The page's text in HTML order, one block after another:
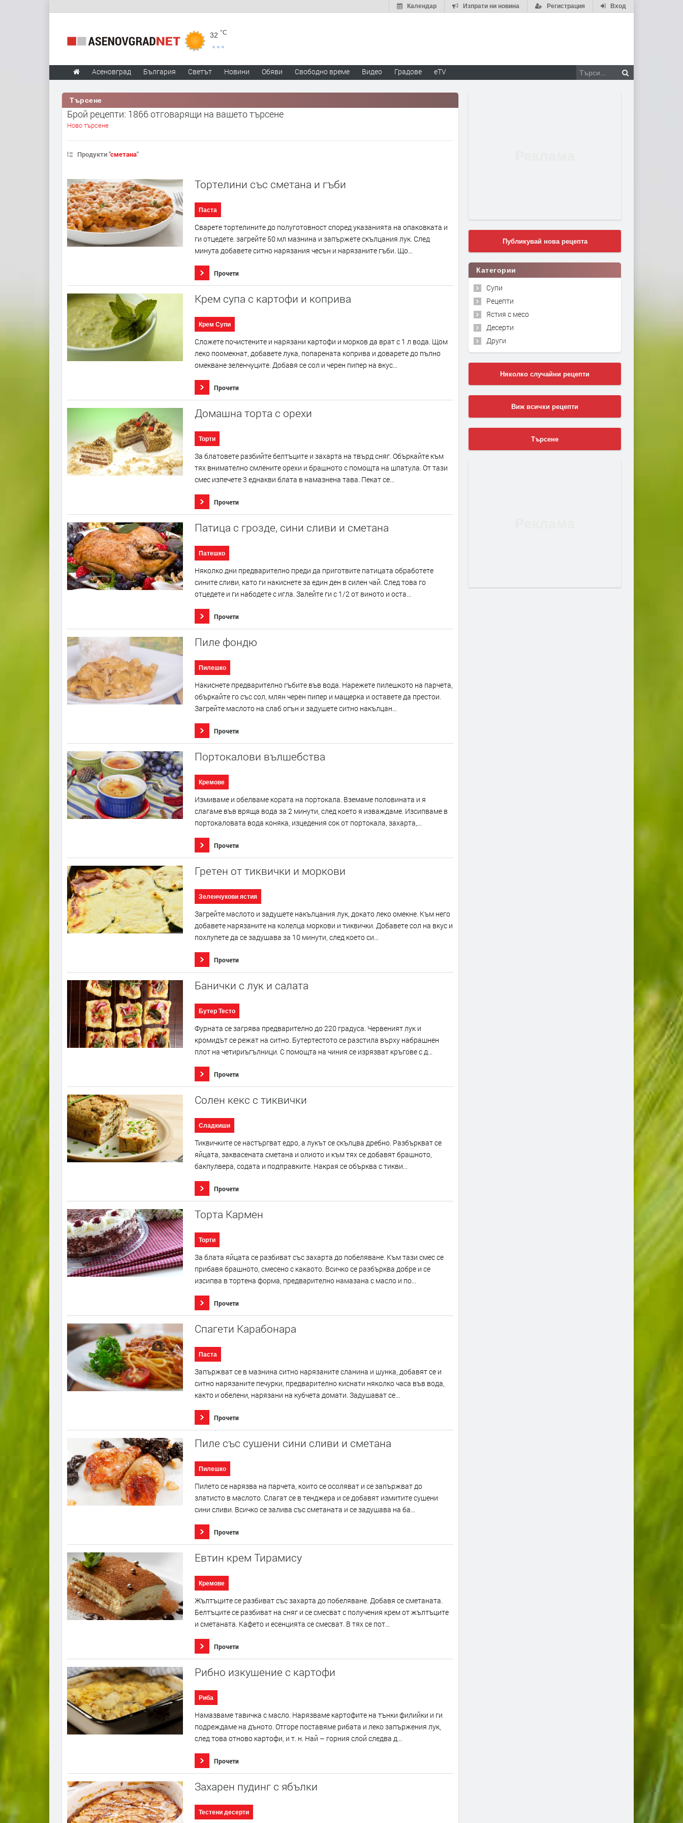
Вход
Регистрация
Изпрати ни новина
Календар
32 °C
Асеновград България Светът Новини Обяви Свободно време Видео Градове eTV
Търсене
Брой рецепти: 1866 отговарящи на вашето търсене
Ново търсене
Продукти "сметана"
Тортелини със сметана и гъби
Паста
Сварете тортелините до полуготовност според указанията на опаковката и
ги отцедете. загрейте 50 мл мазнина и запържете скълцания лук. След
минута добавете ситно нарязания чесън и нарязаните гъби. Що...
Прочети
Крем супа с картофи и коприва
Крем Супи
Сложете почистените и нарязани картофи и морков да врат с 1 л вода. Щом
леко поомекнат, добавете лука, попарената коприва и доварете до пълно
омекване зеленчуците. Добавя се сол и черен пипер на вкус...
Прочети
Домашна торта с орехи
Торти
За блатовете разбийте белтъците и захарта на твърд сняг. Объркайте към
тях внимателно смлените орехи и брашното с помощта на шпатула. От тази
смес изпечете 3 еднакви блата в намазнена тава. Пекат се...
Прочети
Патица с грозде, сини сливи и сметана
Патешко
Няколко дни предварително преди да приготвите патицата обработете
сините сливи, като ги накиснете за един ден в силен чай. След това го
отцедете и ги набодете с игла. Залейте ги с 1/2 от виното и оста...
Прочети
Пиле фондю
Пилешко
Накиснете предварително гъбите във вода. Нарежете пилешкото на парчета,
объркайте го със сол, млян черен пипер и мащерка и оставете да престои.
Загрейте маслото на слаб огън и задушете ситно накълцан...
Прочети
Портокалови вълшебства
Кремове
Измиваме и обелваме кората на портокала. Вземаме половината и я
слагаме във вряща вода за 2 минути, след което я изваждаме. Изсипваме в
портокаловата вода коняка, изцедения сок от портокала, захарта,...
Прочети
Гретен от тиквички и моркови
Зеленчукови ястия
Загрейте маслото и задушете накълцания лук, докато леко омекне. Към него
добавете нарязаните на колелца моркови и тиквички. Добавете сол на вкус и
похлупете да се задушава за 10 минути, след което си...
Прочети
Банички с лук и салата
Бутер Тесто
Фурната се загрява предварително до 220 градуса. Червеният лук и
кромидът се режат на ситно. Бутертестото се разстила върху набрашнен
плот на четириъгълници. С помощта на чиния се изрязват кръгове с д...
Прочети
Солен кекс с тиквички
Сладкиши
Тиквичките се настъргват едро, а лукът се скълцва дребно. Разбъркват се
яйцата, заквасената сметана и олиото и към тях се добавят брашното,
бакпулвера, содата и подправките. Накрая се обърква с тикви...
Прочети
Торта Кармен
Торти
За блата яйцата се разбиват със захарта до побеляване. Към тази смес се
прибавя брашното, смесено с какаото. Всичко се разбърква добре и се
изсипва в тортена форма, предварително намазана с масло и по...
Прочети
Спагети Карабонара
Паста
Запържват се в мазнина ситно нарязаните сланина и шунка, добавят се и
ситно нарязаните печурки, предварително киснати няколко часа във вода,
както и обелени, нарязани на кубчета домати. Задушават се...
Прочети
Пиле със сушени сини сливи и сметана
Пилешко
Пилето се нарязва на парчета, които се осоляват и се запържват до
златисто в маслото. Слагат се в тенджера и се добавят измитите сушени
сини сливи. Всичко се залива със сметаната и се задушава на ба...
Прочети
Евтин крем Тирамису
Кремове
Жълтъците се разбиват със захарта до побеляване. Добавя се сметаната.
Белтъците се разбиват на сняг и се смесват с получения крем от жълтъците
и сметаната. Кафето и есенцията се смесват. В тях се пот...
Прочети
Рибно изкушение с картофи
Риба
Намазваме тавичка с масло. Нарязваме картофите на тънки филийки и ги
подреждаме на дъното. Отгоре поставяме рибата и леко запържения лук,
след това отново картофи, и т. н. Най – горния слой следва д...
Прочети
Захарен пудинг с ябълки
Тестени десерти
Публикувай нова рецепта
Категории
Супи
Рецепти
Ястия с месо
Десерти
Други
Няколко случайни рецепти
Виж всички рецепти
Търсене